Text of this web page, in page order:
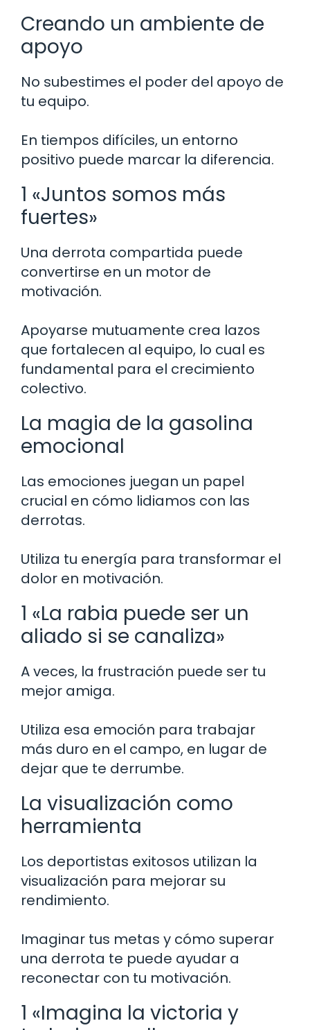
Creando un ambiente de
apoyo
No subestimes el poder del apoyo de
tu equipo.
En tiempos difíciles, un entorno
positivo puede marcar la diferencia.
1 «Juntos somos más
fuertes»
Una derrota compartida puede
convertirse en un motor de
motivación.
Apoyarse mutuamente crea lazos
que fortalecen al equipo, lo cual es
fundamental para el crecimiento
colectivo.
La magia de la gasolina
emocional
Las emociones juegan un papel
crucial en cómo lidiamos con las
derrotas.
Utiliza tu energía para transformar el
dolor en motivación.
1 «La rabia puede ser un
aliado si se canaliza»
A veces, la frustración puede ser tu
mejor amiga.
Utiliza esa emoción para trabajar
más duro en el campo, en lugar de
dejar que te derrumbe.
La visualización como
herramienta
Los deportistas exitosos utilizan la
visualización para mejorar su
rendimiento.
Imaginar tus metas y cómo superar
una derrota te puede ayudar a
reconectar con tu motivación.
1 «Imagina la victoria y